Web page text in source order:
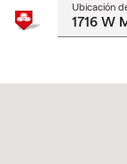
Ubicación